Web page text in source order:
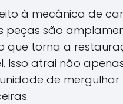
à mecânica de
peças são
que torna a
Isso atrai não
de